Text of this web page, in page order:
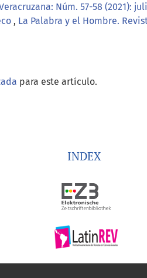
Núm. 57-58 (2021):
, La Palabra y el Hombre.
para este artículo.
INDEX